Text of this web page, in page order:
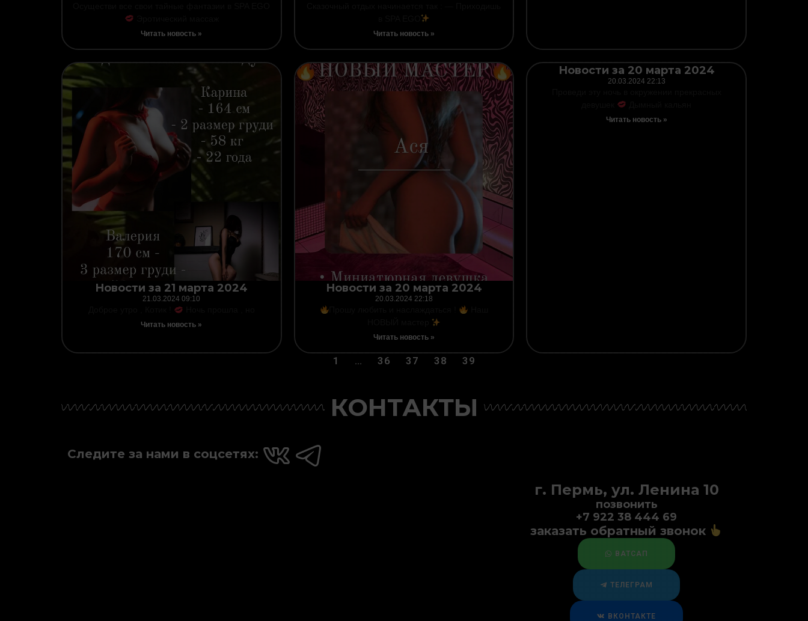
Читать новость » Читать новость »
Новости за 21 марта 2024
21.03.202409:10
Читать новость »
Новости за 20 марта 2024
20.03.2024 22:18
Читать новость »
Новости за 20 марта 2024
20.03.2024 22:13
Читать новость »
1 … 36 37 38 39
КОНТАКТЫ
Следите за нами в соцсетях:
г. Пермь, ул. Ленина 10
позвонить
+7 922 38 444 69
заказать обратный звонок
ВАТСАП
ТЕЛЕГРАМ
ВКОНТАКТЕ